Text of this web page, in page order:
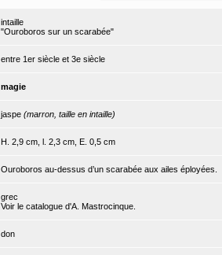
intaille
"Ouroboros sur un scarabée"
entre 1er siècle et 3e siècle
magie
jaspe (marron, taille en intaille)
H. 2,9 cm, l. 2,3 cm, E. 0,5 cm
Ouroboros au-dessus d’un scarabée aux ailes éployées.
grec
Voir le catalogue d'A. Mastrocinque.
don